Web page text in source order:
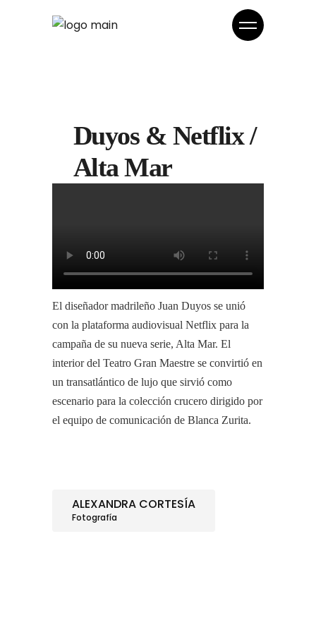
Duyos & Netflix /
Alta Mar
El diseñador madrileño Juan Duyos se unió
con la plataforma audiovisual Netflix para la
campaña de su nueva serie, Alta Mar. El
interior del Teatro Gran Maestre se convirtió en
un transatlántico de lujo que sirvió como
escenario para la colección crucero dirigido por
el equipo de comunicación de Blanca Zurita.
ALEXANDRA CORTESÍA
Fotografía